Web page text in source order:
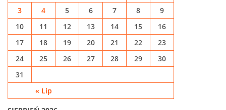
« Lip
3
4 5 6 7 8
9
10
11 12 13 14 15
16
17
18 19 20 21 22
23
24
25 26 27 28 29
30
31